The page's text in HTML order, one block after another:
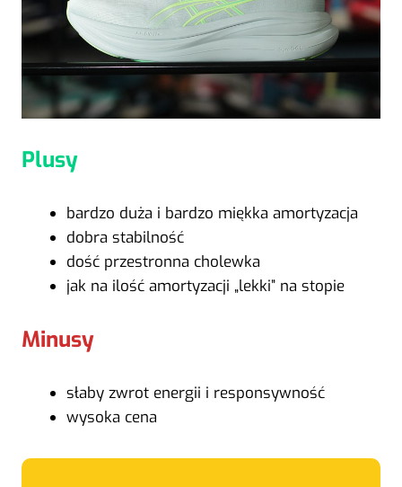
Plusy
bardzo duża i bardzo miękka amortyzacja
dobra stabilność
dość przestronna cholewka
jak na ilość amortyzacji „lekki” na stopie
Minusy
słaby zwrot energii i responsywność
wysoka cena